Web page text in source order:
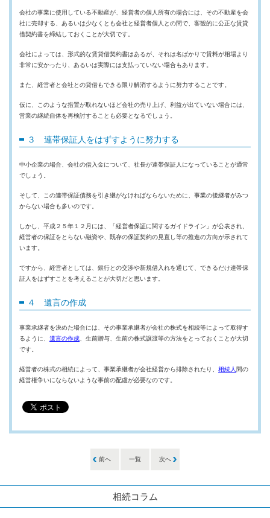
会社の事業に使用している不動産が、経営者の個人所有の場合には、その不動産を会
社に売却する、あるいは少なくとも会社と経営者個人との間で、客観的に公正な賃貸
借契約書を締結しておくことが大切です。
会社によっては、形式的な賃貸借契約書はあるが、それは名ばかりで賃料が相場より
非常に安かったり、あるいは実際には支払っていない場合もあります。
また、経営者と会社との貸借もできる限り解消するように努力することです。
仮に、このような措置が取れないほど会社の売り上げ、利益が出ていない場合には、
営業の継続自体を再検討することも必要となるでしょう。
３ 連帯保証人をはずすように努力する
中小企業の場合、会社の借入金について、社長が連帯保証人になっていることが通常
でしょう。
そして、この連帯保証債務を引き継がなければならないために、事業の後継者がみつ
からない場合も多いのです。
しかし、平成２５年１２月には、「経営者保証に関するガイドライン」が公表され、
経営者の保証をとらない融資や、既存の保証契約の見直し等の推進の方向が示されて
います。
ですから、経営者としては、銀行との交渉や新規借入れを通じて、できるだけ連帯保
証人をはずすことを考えることが大切だと思います。
４ 遺言の作成
事業承継者を決めた場合には、その事業承継者が会社の株式を相続等によって取得す
るように、 遺言の作成 、生前贈与、生前の株式譲渡等の方法をとっておくことが大切
です。
経営者の株式の相続によって、事業承継者が会社経営から排除されたり、 相続人 間の
経営権争いにならないような事前の配慮が必要なのです。
前へ 一覧 次へ
相続コラム